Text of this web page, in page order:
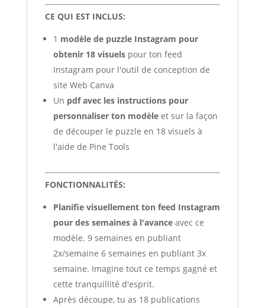
CE QUI EST INCLUS:
1 modèle de puzzle Instagram pour
obtenir 18 visuelspour ton feed
Instagram pour l'outil de conception de
site Web Canva
Un pdf avec les instructions pour
personnaliser ton modèleet sur la façon
de découper le puzzle en 18 visuels à
l'aide de Pine Tools
FONCTIONNALITÉS:
Planifie visuellement ton feed Instagram
pour des semaines à l'avanceavec ce
modèle. 9 semaines en publiant
2x/semaine 6 semaines en publiant 3x
semaine. Imagine tout ce temps gagné et
cette tranquillité d'esprit.
Après découpe, tu as 18 publications